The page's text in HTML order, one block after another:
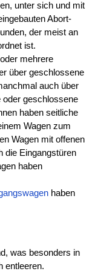
unter sich und mit
Abort-
der meist an
ist.
mehrere
über geschlossene
auch über
oder geschlossene
haben seitliche
Wagen zum
Wagen mit offenen
die Eingangstüren
haben
haben
was besonders in
entleeren.